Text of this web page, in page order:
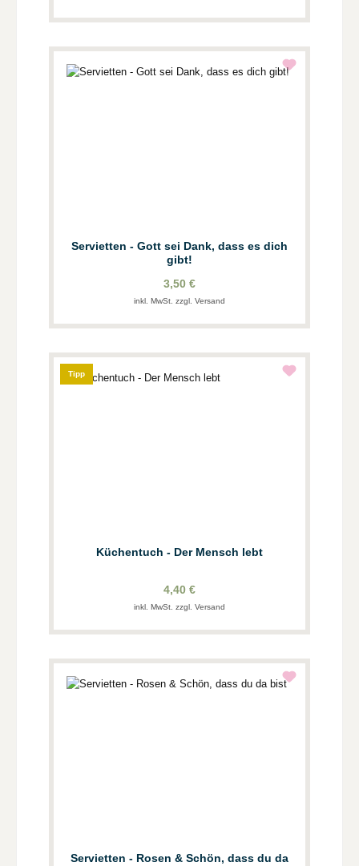
Servietten - Gott sei Dank, dass es dich
gibt!
3,50 €
inkl. MwSt. zzgl. Versand
Tipp
Küchentuch - Der Mensch lebt
4,40 €
inkl. MwSt. zzgl. Versand
Servietten - Rosen & Schön, dass du da